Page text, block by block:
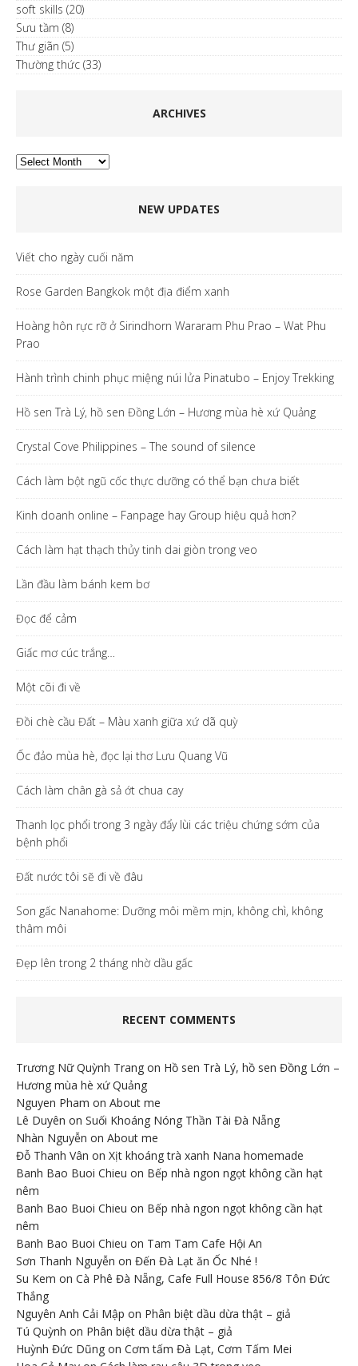
soft skills (20)
Sưu tầm (8)
Thư giãn (5)
Thường thức (33)
ARCHIVES
Archives
NEW UPDATES
Viết cho ngày cuối năm
Rose Garden Bangkok một địa điểm xanh
Hoàng hôn rực rỡ ở Sirindhorn Wararam Phu Prao – Wat Phu
Prao
Hành trình chinh phục miệng núi lửa Pinatubo – Enjoy Trekking
Hồ sen Trà Lý, hồ sen Đồng Lớn – Hương mùa hè xứ Quảng
Crystal Cove Philippines – The sound of silence
Cách làm bột ngũ cốc thực dưỡng có thể bạn chưa biết
Kinh doanh online – Fanpage hay Group hiệu quả hơn?
Cách làm hạt thạch thủy tinh dai giòn trong veo
Lần đầu làm bánh kem bơ
Đọc để cảm
Giấc mơ cúc trắng…
Một cõi đi về
Đồi chè cầu Đất – Màu xanh giữa xứ dã quỳ
Ốc đảo mùa hè, đọc lại thơ Lưu Quang Vũ
Cách làm chân gà sả ớt chua cay
Thanh lọc phổi trong 3 ngày đẩy lùi các triệu chứng sớm của
bệnh phổi
Đất nước tôi sẽ đi về đâu
Son gấc Nanahome: Dưỡng môi mềm mịn, không chì, không
thâm môi
Đẹp lên trong 2 tháng nhờ dầu gấc
RECENT COMMENTS
Trương Nữ Quỳnh Trang on Hồ sen Trà Lý, hồ sen Đồng Lớn –
Hương mùa hè xứ Quảng
Nguyen Pham on About me
Lê Duyên on Suối Khoáng Nóng Thần Tài Đà Nẵng
Nhàn Nguyễn on About me
Đỗ Thanh Vân on Xịt khoáng trà xanh Nana homemade
Banh Bao Buoi Chieu on Bếp nhà ngon ngọt không cần hạt
nêm
Banh Bao Buoi Chieu on Bếp nhà ngon ngọt không cần hạt
nêm
Banh Bao Buoi Chieu on Tam Tam Cafe Hội An
Sơn Thanh Nguyễn on Đến Đà Lạt ăn Ốc Nhé !
Su Kem on Cà Phê Đà Nẵng, Cafe Full House 856/8 Tôn Đức
Thắng
Nguyên Anh Cải Mập on Phân biệt dầu dừa thật – giả
Tú Quỳnh on Phân biệt dầu dừa thật – giả
Huỳnh Đức Dũng on Cơm tấm Đà Lạt, Cơm Tấm Mei